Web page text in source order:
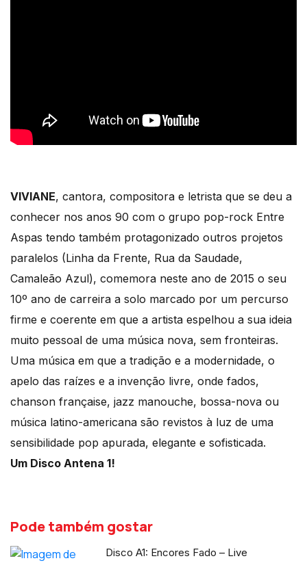
VIVIANE, cantora, compositora e letrista que se deu a
conhecer nos anos 90 com o grupo pop-rock Entre
Aspas tendo também protagonizado outros projetos
paralelos (Linha da Frente, Rua da Saudade,
Camaleão Azul), comemora neste ano de 2015 o seu
10º ano de carreira a solo marcado por um percurso
firme e coerente em que a artista espelhou a sua ideia
muito pessoal de uma música nova, sem fronteiras.
Uma música em que a tradição e a modernidade, o
apelo das raízes e a invenção livre, onde fados,
chanson française, jazz manouche, bossa-nova ou
música latino-americana são revistos à luz de uma
sensibilidade pop apurada, elegante e sofisticada.
Um Disco Antena 1!
Pode também gostar
Disco A1: Encores Fado – Live